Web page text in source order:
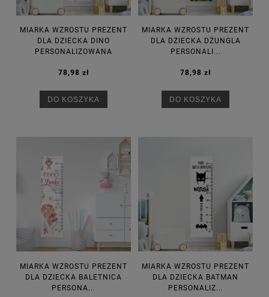
MIARKA WZROSTU PREZENT
DLA DZIECKA DINO
PERSONALIZOWANA
78,98 zł
DO KOSZYKA
MIARKA WZROSTU PREZENT
DLA DZIECKA DŻUNGLA
PERSONALI...
78,98 zł
DO KOSZYKA
MIARKA WZROSTU PREZENT
DLA DZIECKA BALETNICA
PERSONA...
MIARKA WZROSTU PREZENT
DLA DZIECKA BATMAN
PERSONALIZ...